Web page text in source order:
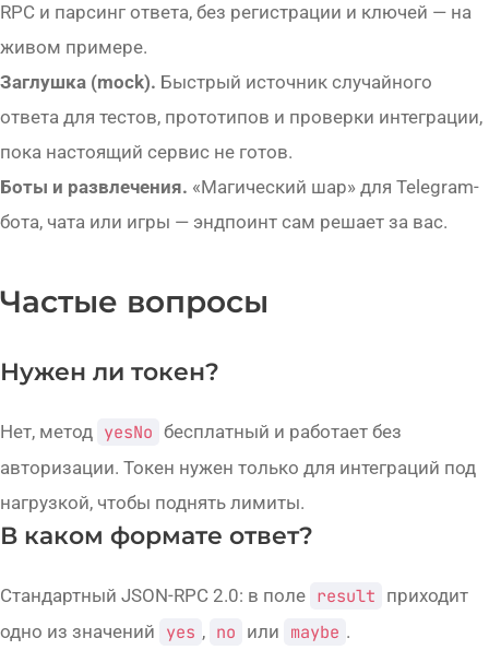
RPC и парсинг ответа, без регистрации и ключей — на
живом примере.
Заглушка (mock). Быстрый источник случайного
ответа для тестов, прототипов и проверки интеграции,
пока настоящий сервис не готов.
Боты и развлечения. «Магический шар» для Telegram-
бота, чата или игры — эндпоинт сам решает за вас.
Частые вопросы
Нужен ли токен?
Нет, метод yesNo бесплатный и работает без
авторизации. Токен нужен только для интеграций под
нагрузкой, чтобы поднять лимиты.
В каком формате ответ?
Стандартный JSON-RPC 2.0: в поле result приходит
одно из значений yes , no или maybe .